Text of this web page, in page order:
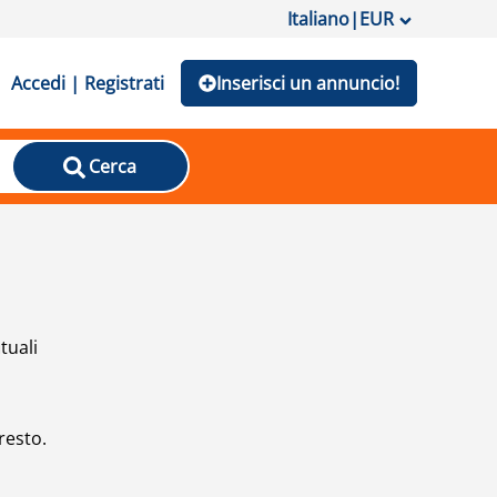
Italiano|EUR
Accedi | Registrati Inserisci un annuncio!
Cerca